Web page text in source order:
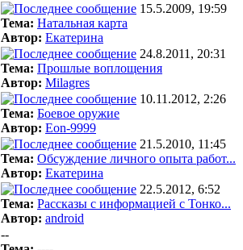
15.5.2009, 19:59
Тема: Натальная карта
Автор: Екатерина
24.8.2011, 20:31
Тема: Прошлые воплощения
Автор: Milagres
10.11.2012, 2:26
Тема: Боевое оружие
Автор: Eon-9999
21.5.2010, 11:45
Тема: Обсуждение личного опыта работ...
Автор: Екатерина
22.5.2012, 6:52
Тема: Рассказы с информацией с Тонко...
Автор: android
--